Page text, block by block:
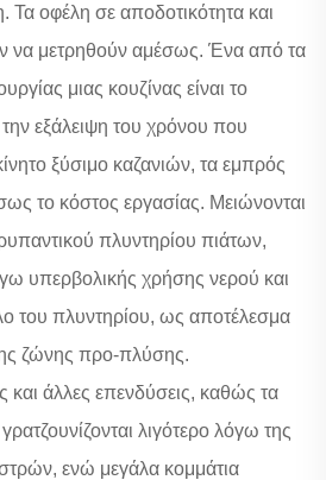
οφέλη σε αποδοτικότητα και
να μετρηθούν αμέσως. Ένα από τα
μιας κουζίνας είναι το
εξάλειψη του χρόνου που
ξύσιμο καζανιών, τα εμπρός
το κόστος εργασίας. Μειώνονται
πλυντηρίου πιάτων,
υπερβολικής χρήσης νερού και
του πλυντηρίου, ως αποτέλεσμα
ζώνης προ-πλύσης.
και άλλες επενδύσεις, καθώς τα
λιγότερο λόγω της
ενώ μεγάλα κομμάτια